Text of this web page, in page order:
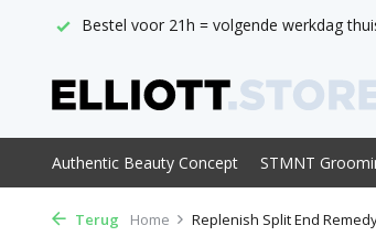
Gratis verzending vanaf € 29,-
Authentic Beauty Concept STMNT
Terug Home Replenish Split End